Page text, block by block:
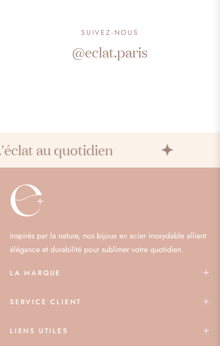
SUIVEZ-NOUS
@eclat.paris
au quotidien
Inspirés par la nature, nos bijoux en acier inoxydable allient
élégance et durabilité pour sublimer votre quotidien.
LA MARQUE
SERVICE CLIENT
LIENS UTILES